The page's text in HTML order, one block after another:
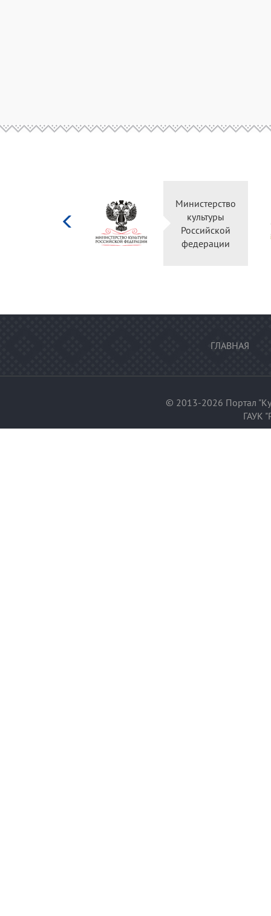
Министерство
культуры
Российской
федерации
ГЛАВНАЯ
© 2013-2026 Портал
ГАУК